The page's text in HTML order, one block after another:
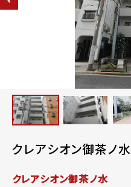
クレアシオン御茶ノ水
クレアシオン御茶ノ水